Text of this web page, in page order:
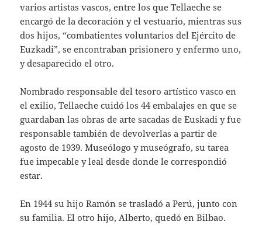
varios artistas vascos, entre los que Tellaeche se
encargó de la decoración y el vestuario, mientras sus
dos hijos, “combatientes voluntarios del Ejército de
Euzkadi”, se encontraban prisionero y enfermo uno,
y desaparecido el otro.
Nombrado responsable del tesoro artístico vasco en
el exilio, Tellaeche cuidó los 44 embalajes en que se
guardaban las obras de arte sacadas de Euskadi y fue
responsable también de devolverlas a partir de
agosto de 1939. Museólogo y museógrafo, su tarea
fue impecable y leal desde donde le correspondió
estar.
En 1944 su hijo Ramón se trasladó a Perú, junto con
su familia. El otro hijo, Alberto, quedó en Bilbao.